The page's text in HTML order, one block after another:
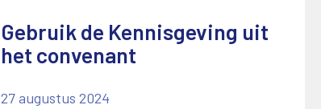
Gebruik de Kennisgeving uit
het convenant
27 augustus 2024